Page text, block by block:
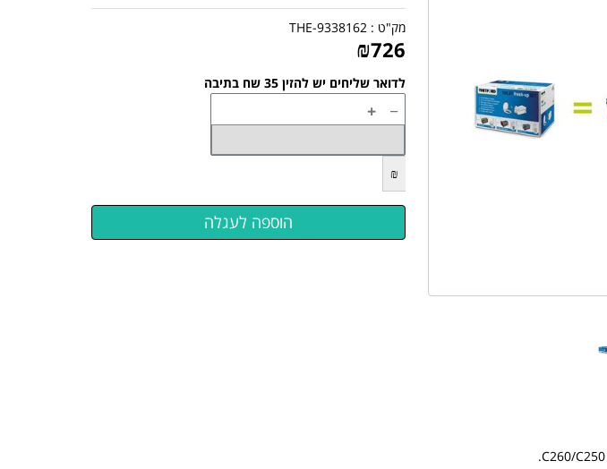
מק"ט : THE-9338162
₪726
לדואר שליחים יש להזין 35 שח בתיבה
−
+
₪